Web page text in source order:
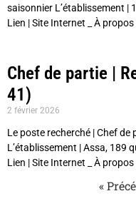
saisonnier L’établissement |
Lien | Site Internet _ À propos
Chef de partie |
41)
2 février 2026
Le poste recherché | Chef de
L’établissement | Assa, 189
Lien | Site Internet _ À
«